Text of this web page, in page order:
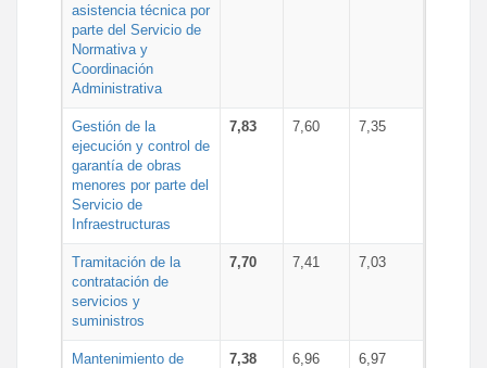
asistencia técnica por
parte del Servicio de
Normativa y
Coordinación
Administrativa
Gestión de la
ejecución y control de
garantía de obras
menores por parte del
Servicio de
Infraestructuras
7,83 7,60 7,35
Tramitación de la
contratación de
servicios y
suministros
7,70 7,41 7,03
Mantenimiento de
7,38 6,96 6,97